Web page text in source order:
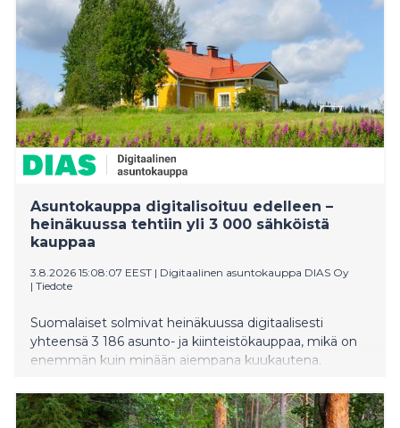
Asuntokauppa digitalisoituu edelleen –
heinäkuussa tehtiin yli 3 000 sähköistä
kauppaa
3.8.2026 15:08:07 EEST | Digitaalinen asuntokauppa DIAS Oy
| Tiedote
Suomalaiset solmivat heinäkuussa digitaalisesti
yhteensä 3 186 asunto- ja kiinteistökauppaa, mikä on
enemmän kuin minään aiempana kuukautena.
kiinteistökaupoissa, joiden määrä kasvoi viime vuoden
heinäkuuhun nähden yli neljänneksellä.